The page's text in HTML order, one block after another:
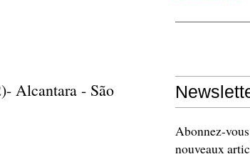
Alcantara - São
Abonnez-
nouveaux